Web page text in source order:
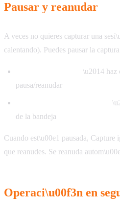
Pausar y reanudar
A veces no quieres capturar una
calentando). Puedes pausar la
\u2014 haz
pausa/reanudar
de la bandeja
Cuando est\u00e1 pausada, Capture
que reanudes. Se reanuda
Operaci\u00f3n en